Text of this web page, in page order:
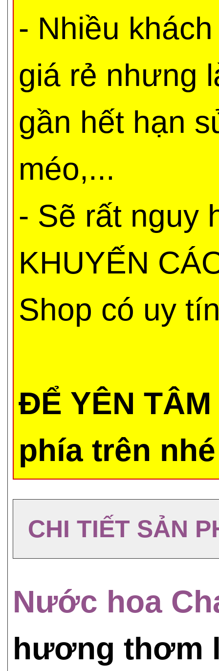
- Nhiều
giá rẻ nhưng
gần hết hạn
méo,...
- Sẽ rất nguy
KHUYẾN
Shop có uy
ĐỂ YÊN
phía trên
CHI TIẾT SẢN
Nước hoa
hương thơm